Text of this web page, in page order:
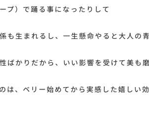
プ）で踊る事になったりして
も生まれるし、一生懸命やると大人の
ばかりだから、いい影響を受けて美も
は、ベリー始めてから実感した嬉しい